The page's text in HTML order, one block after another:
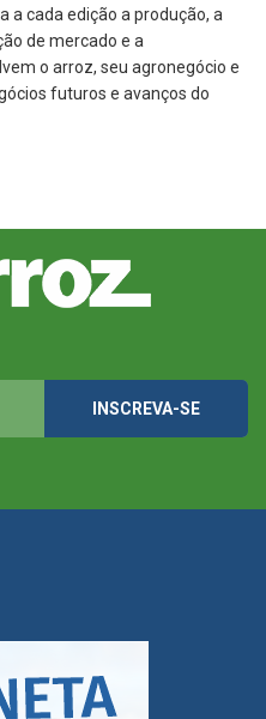
a cada edição a produção, a
de mercado e a
o arroz, seu agronegócio e
futuros e avanços do